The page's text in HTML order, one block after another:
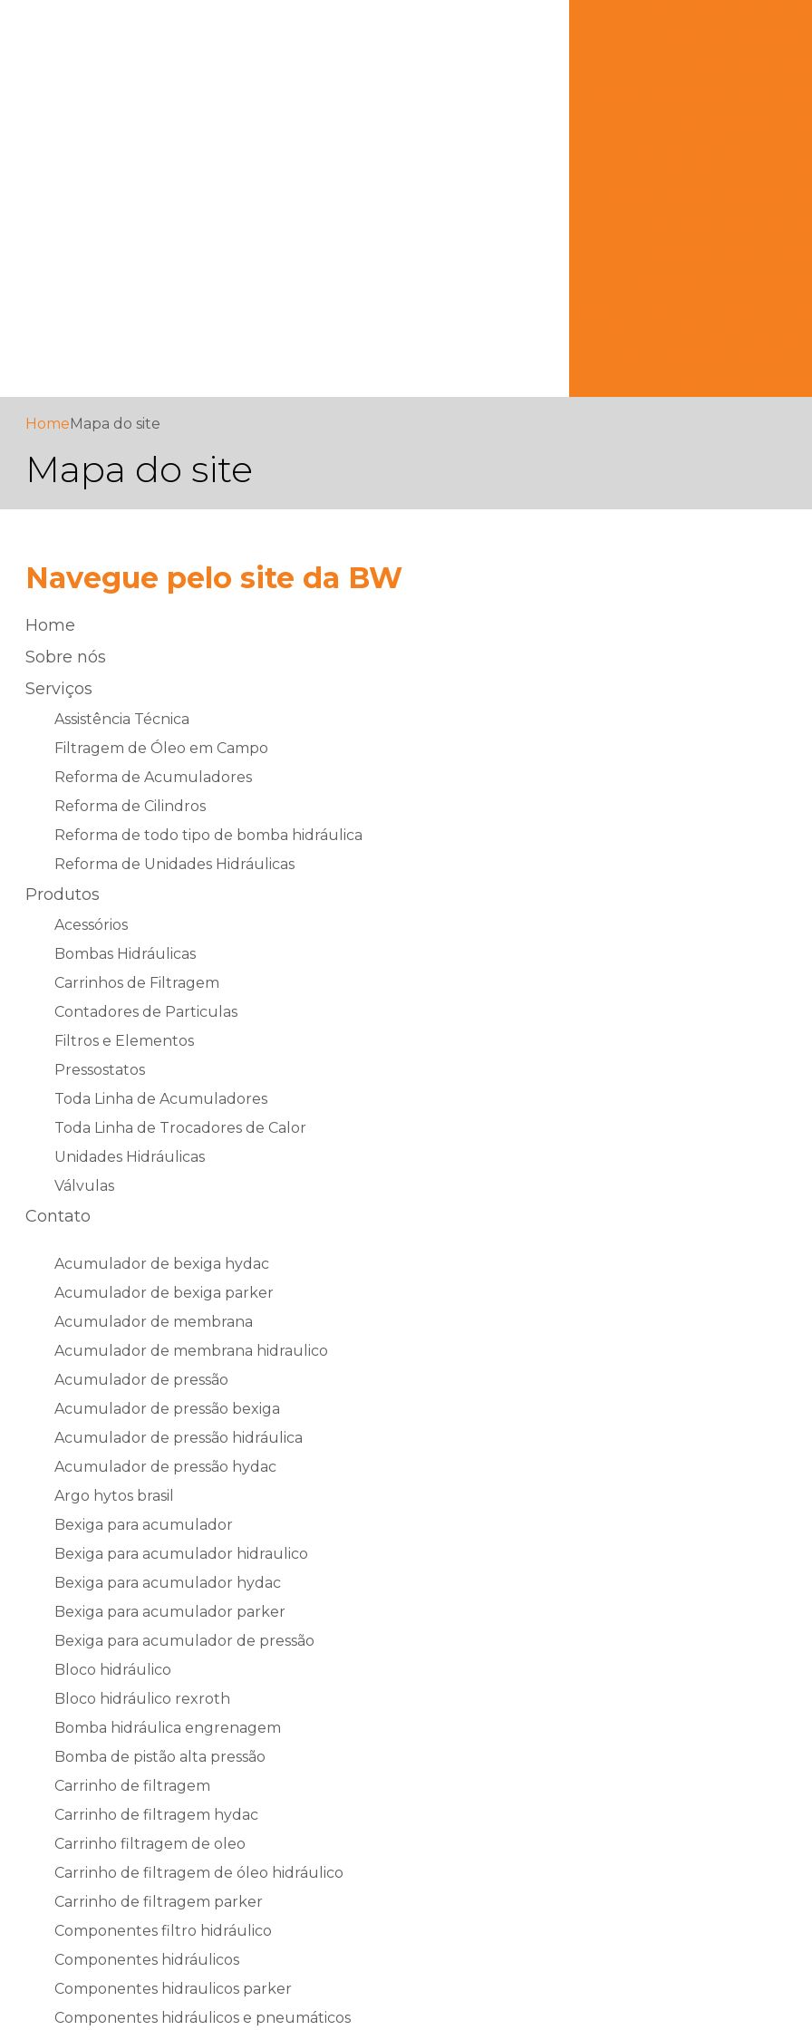
HomeMapa do site
Mapa do site
Navegue pelo site da BW
Home
Sobre nós
Serviços
Assistência Técnica
Filtragem de Óleo em Campo
Reforma de Acumuladores
Reforma de Cilindros
Reforma de todo tipo de bomba hidráulica
Reforma de Unidades Hidráulicas
Produtos
Acessórios
Bombas Hidráulicas
Carrinhos de Filtragem
Contadores de Particulas
Filtros e Elementos
Pressostatos
Toda Linha de Acumuladores
Toda Linha de Trocadores de Calor
Unidades Hidráulicas
Válvulas
Contato
Acumulador de bexiga hydac
Acumulador de bexiga parker
Acumulador de membrana
Acumulador de membrana hidraulico
Acumulador de pressão
Acumulador de pressão bexiga
Acumulador de pressão hidráulica
Acumulador de pressão hydac
Argo hytos brasil
Bexiga para acumulador
Bexiga para acumulador hidraulico
Bexiga para acumulador hydac
Bexiga para acumulador parker
Bexiga para acumulador de pressão
Bloco hidráulico
Bloco hidráulico rexroth
Bomba hidráulica engrenagem
Bomba de pistão alta pressão
Carrinho de filtragem
Carrinho de filtragem hydac
Carrinho filtragem de oleo
Carrinho de filtragem de óleo hidráulico
Carrinho de filtragem parker
Componentes filtro hidráulico
Componentes hidráulicos
Componentes hidraulicos parker
Componentes hidráulicos e pneumáticos